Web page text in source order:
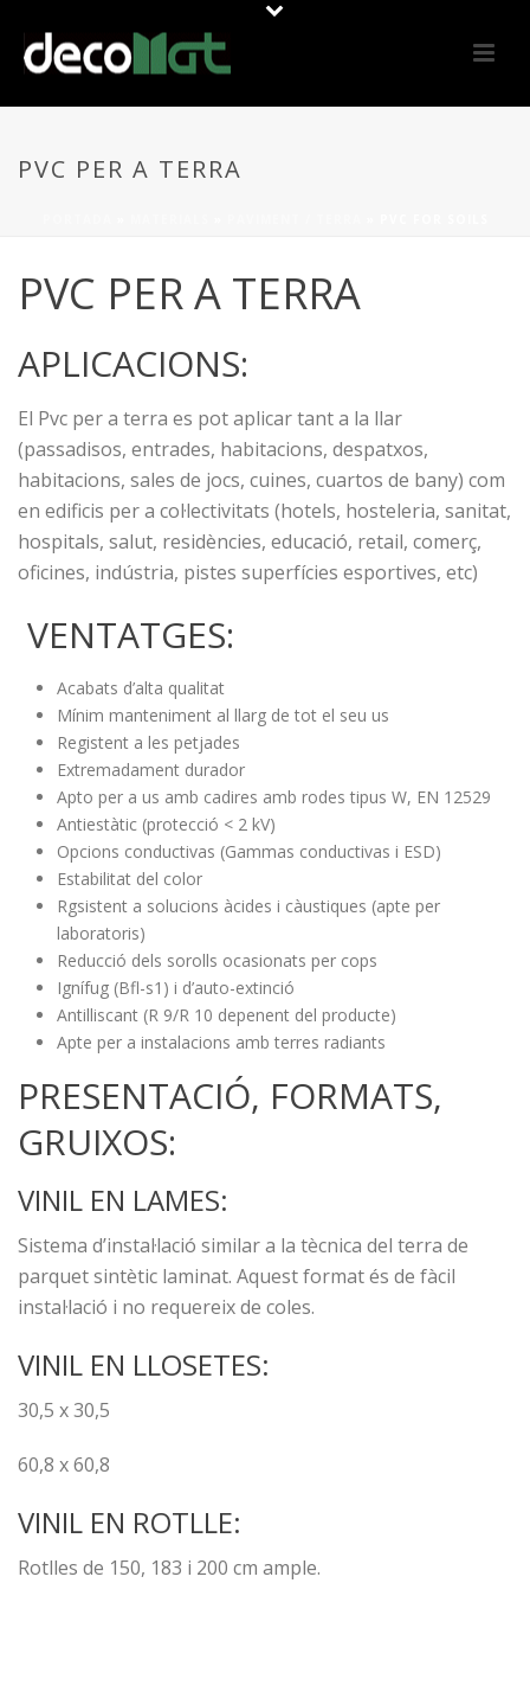
PVC PER A TERRA
PVC PER A TERRA
APLICACIONS:
El Pvc per a terra es pot aplicar tant a la llar
(passadisos, entrades, habitacions, despatxos,
habitacions, sales de jocs, cuines, cuartos de bany) com
en edificis per a col·lectivitats (hotels, hosteleria, sanitat,
hospitals, salut, residències, educació, retail, comerç,
oficines, indústria, pistes superfícies esportives, etc)
VENTATGES:
Acabats d’alta qualitat
Mínim manteniment al llarg de tot el seu us
Registent a les petjades
Extremadament durador
Apto per a us amb cadires amb rodes tipus W, EN 12529
Antiestàtic (protecció < 2 kV)
Opcions conductivas (Gammas conductivas i ESD)
Estabilitat del color
Rgsistent a solucions àcides i càustiques (apte per
laboratoris)
Reducció dels sorolls ocasionats per cops
Ignífug (Bfl-s1) i d’auto-extinció
Antilliscant (R 9/R 10 depenent del producte)
Apte per a instalacions amb terres radiants
PRESENTACIÓ, FORMATS,
GRUIXOS:
VINIL EN LAMES:
Sistema d’instal·lació similar a la tècnica del terra de
parquet sintètic laminat. Aquest format és de fàcil
instal·lació i no requereix de coles.
VINIL EN LLOSETES:
30,5 x 30,5
60,8 x 60,8
VINIL EN ROTLLE:
Rotlles de 150, 183 i 200 cm ample.